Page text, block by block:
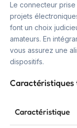
Le connecteur
projets
font un choix
amateurs. En
vous assurez une
dispositifs.
Caractéristiques
Caractéristique